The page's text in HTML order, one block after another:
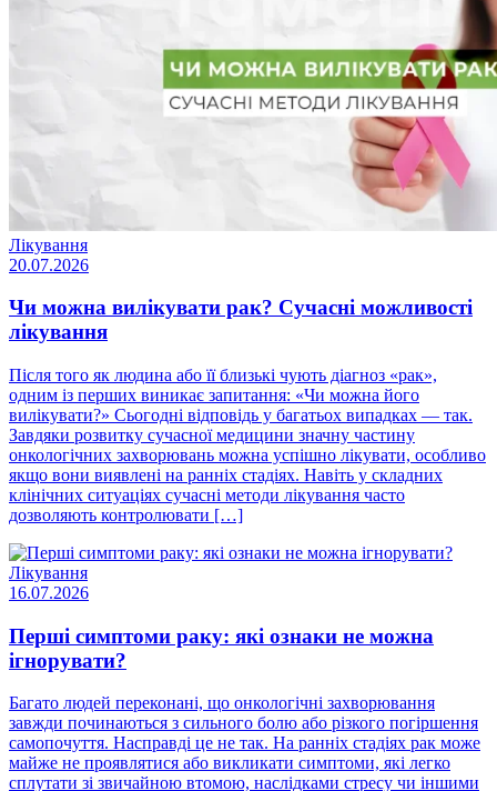
Лікування
20.07.2026
Чи можна вилікувати рак? Сучасні можливості
лікування
Після того як людина або її близькі чують діагноз «рак»,
одним із перших виникає запитання: «Чи можна його
вилікувати?» Сьогодні відповідь у багатьох випадках — так.
Завдяки розвитку сучасної медицини значну частину
онкологічних захворювань можна успішно лікувати, особливо
якщо вони виявлені на ранніх стадіях. Навіть у складних
клінічних ситуаціях сучасні методи лікування часто
дозволяють контролювати […]
Лікування
16.07.2026
Перші симптоми раку: які ознаки не можна
ігнорувати?
Багато людей переконані, що онкологічні захворювання
завжди починаються з сильного болю або різкого погіршення
самопочуття. Насправді це не так. На ранніх стадіях рак може
майже не проявлятися або викликати симптоми, які легко
сплутати зі звичайною втомою, наслідками стресу чи іншими